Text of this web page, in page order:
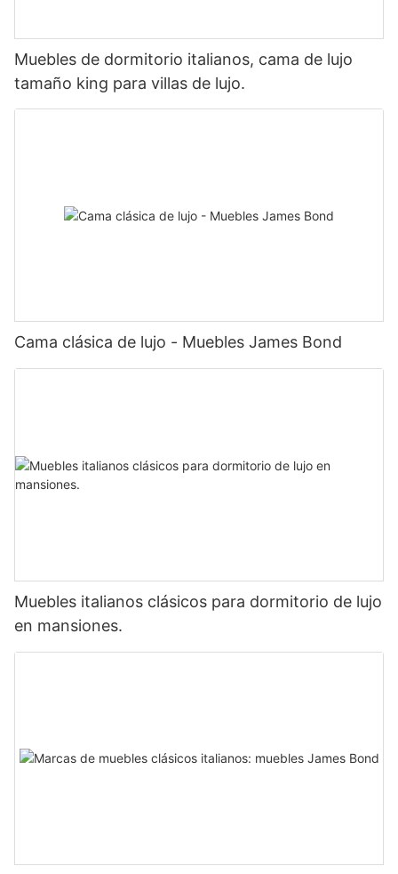
Muebles de dormitorio italianos, cama de lujo
tamaño king para villas de lujo.
Cama clásica de lujo - Muebles James Bond
Muebles italianos clásicos para dormitorio de lujo
en mansiones.